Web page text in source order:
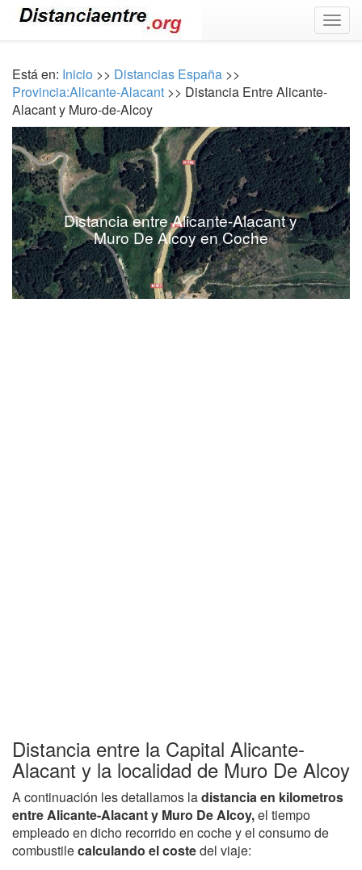
Está en: Inicio >> Distancias España >>
Provincia:Alicante-Alacant >> Distancia Entre Alicante-
Alacant y Muro-de-Alcoy
Distancia entre Alicante-Alacant y
Muro De Alcoy en Coche
Distancia entre la Capital Alicante-
Alacant y la localidad de Muro De Alcoy
A continuación les detallamos ladistancia en kilometros
entre Alicante-Alacant y Muro De Alcoy,el tiempo
empleado en dicho recorrido en coche y el consumo de
combustilecalculando el costedel viaje: